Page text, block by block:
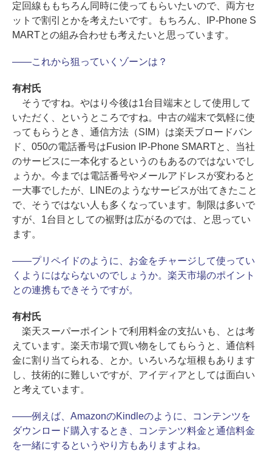
定回線ももちろん同時に使ってもらいたいので、両方セ
ットで割引とかを考えたいです。もちろん、IP-Phone S
MARTとの組み合わせも考えたいと思っています。
――これから狙っていくゾーンは？
有村氏
そうですね。やはり今後は1台目端末として使用して
いただく、というところですね。中古の端末で気軽に使
ってもらうとき、通信方法（SIM）は楽天ブロードバン
ド、050の電話番号はFusion IP-Phone SMARTと、当社
のサービスに一本化するというのもあるのではないでし
ょうか。今までは電話番号やメールアドレスが変わると
一大事でしたが、LINEのようなサービスが出てきたこと
で、そうではない人も多くなっています。制限は多いで
すが、1台目としての裾野は広がるのでは、と思ってい
ます。
――プリペイドのように、お金をチャージして使ってい
くようにはならないのでしょうか。楽天市場のポイント
との連携もできそうですが。
有村氏
楽天スーパーポイントで利用料金の支払いも、とは考
えています。楽天市場で買い物をしてもらうと、通信料
金に割り当てられる、とか。いろいろな垣根もあります
し、技術的に難しいですが、アイディアとしては面白い
と考えています。
――例えば、AmazonのKindleのように、コンテンツを
ダウンロード購入するとき、コンテンツ料金と通信料金
を一緒にするというやり方もありますよね。